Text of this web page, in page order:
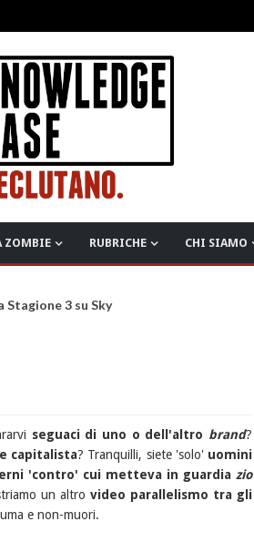
ZOMBIE RUBRICHE CHI SIAMO
3 su Sky
seguaci di uno o dell'altro brand?
capitalista? Tranquilli, siete 'solo' uomini
'contro' cui metteva in guardiazio
un altro video parallelismo tra gli
e non-muori.